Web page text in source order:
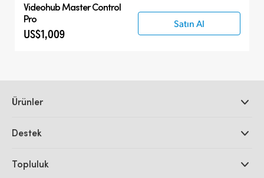
Videohub Master Control
Pro
US$1,009
Satın Al
Ürünler
DaVinci Resolve ve Fusion Yazılımı
Ultimatte
Destek
Destek Merkezi
Topluluk